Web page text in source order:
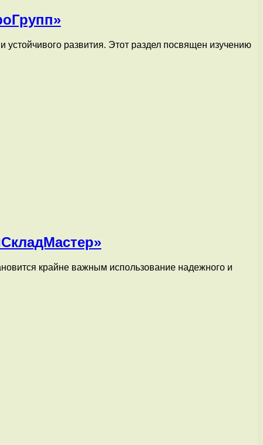
развития. Этот раздел посвящен изучению
крайне важным использование надежного и